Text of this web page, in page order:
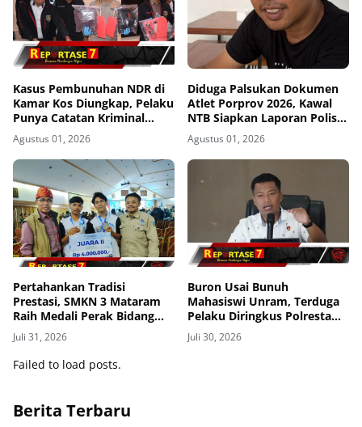
Kasus Pembunuhan NDR di
Kamar Kos Diungkap, Pelaku
Punya Catatan Kriminal
Kekerasan
Agustus 01, 2026
Diduga Palsukan Dokumen
Atlet Porprov 2026, Kawal
NTB Siapkan Laporan Polisi
ke Polda NTB
Agustus 01, 2026
Pertahankan Tradisi
Prestasi, SMKN 3 Mataram
Raih Medali Perak Bidang
Robotics di LKS Tingkat
Provinsi 2026
Juli 31, 2026
Buron Usai Bunuh
Mahasiswi Unram, Terduga
Pelaku Diringkus Polresta
Mataram di Gomong
Juli 30, 2026
Failed to load posts.
Berita Terbaru